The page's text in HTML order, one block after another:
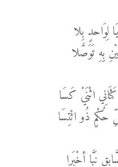
لِوَاحدٍ بِلا
بِِهِ تَوَصَّلا
اثْنَيْ كَسَا
حُكْمٍ ذُو ائْتِسَا
نَبَّا أخْبَرا